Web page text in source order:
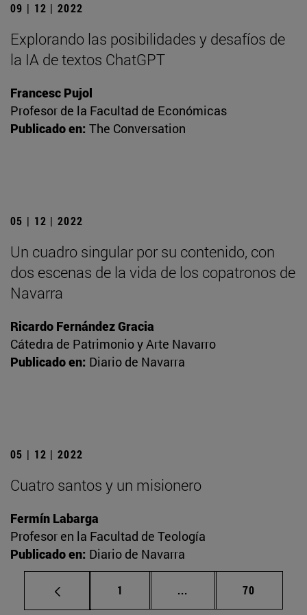
09 | 12 | 2022
Explorando las posibilidades y desafíos de
la IA de textos ChatGPT
Francesc Pujol
Profesor de la Facultad de Económicas
Publicado en: The Conversation
05 | 12 | 2022
Un cuadro singular por su contenido, con
dos escenas de la vida de los copatronos de
Navarra
Ricardo Fernández Gracia
Cátedra de Patrimonio y Arte Navarro
Publicado en: Diario de Navarra
05 | 12 | 2022
Cuatro santos y un misionero
Fermín Labarga
Profesor en la Facultad de Teología
Publicado en: Diario de Navarra
Página
1 ... Páginas intermedias
Página
70